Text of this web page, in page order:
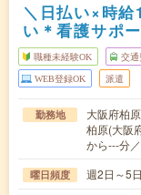
＼日払い×時
い＊看護サポ
職種未経験OK 交通
WEB登録OK 派遣
勤務地
大阪府柏
柏原(大阪
から---分
曜日頻度 週2日～5